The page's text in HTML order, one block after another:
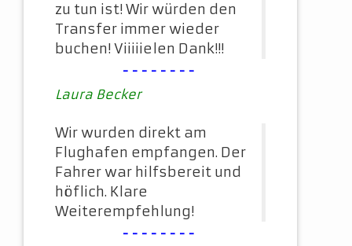
zu tun ist! Wir würden den
Transfer immer wieder
buchen! Viiiiielen Dank!!!
--------
Laura Becker
Wir wurden direkt am
Flughafen empfangen. Der
Fahrer war hilfsbereit und
höflich. Klare
Weiterempfehlung!
--------